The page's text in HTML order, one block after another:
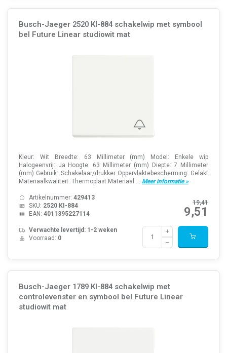
Busch-Jaeger 2520 KI-884 schakelwip met symbool
bel Future Linear studiowit mat
Kleur: Wit Breedte: 63 Millimeter (mm) Model: Enkele wip
Halogeenvrij: Ja Hoogte: 63 Millimeter (mm) Diepte: 7 Millimeter
(mm) Gebruik: Schakelaar/drukker Oppervlaktebescherming: Gelakt
Materiaalkwaliteit: Thermoplast Materiaal:... Meer informatie »
19,41
9,51
Artikelnummer: 429413
SKU: 2520 KI-884
EAN: 4011395227114
Verwachte levertijd: 1-2 weken
Voorraad: 0
Busch-Jaeger 1789 KI-884 schakelwip met
controlevenster en symbool bel Future Linear
studiowit mat